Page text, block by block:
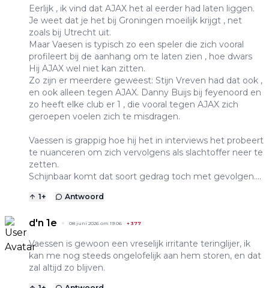
Eerlijk , ik vind dat AJAX het al eerder had laten liggen.
Je weet dat je het bij Groningen moeilijk krijgt , net
zoals bij Utrecht uit.
Maar Vaesen is typisch zo een speler die zich vooral
profileert bij de aanhang om te laten zien , hoe dwars
Hij AJAX wel niet kan zitten.
Zo zijn er meerdere geweest: Stijn Vreven had dat ook ,
en ook alleen tegen AJAX. Danny Buijs bij feyenoord en
zo heeft elke club er 1 , die vooral tegen AJAX zich
geroepen voelen zich te misdragen.
Vaessen is grappig hoe hij het in interviews het probeert
te nuanceren om zich vervolgens als slachtoffer neer te
zetten.
Schijnbaar komt dat soort gedrag toch met gevolgen....
1+ Antwoord
d'n 1e 08 juni 2026 om 19:06 + 377
Vaessen is gewoon een vreselijk irritante teringlijer, ik
kan me nog steeds ongelofelijk aan hem storen, en dat
zal altijd zo blijven.